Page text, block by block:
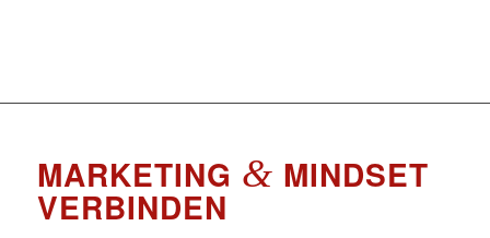
MARKETING & MINDSET
VERBINDEN